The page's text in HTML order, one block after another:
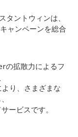
ントウィンは、
ャンペーンを総合
拡散力によるフ
り、さまざまな
ービスです。